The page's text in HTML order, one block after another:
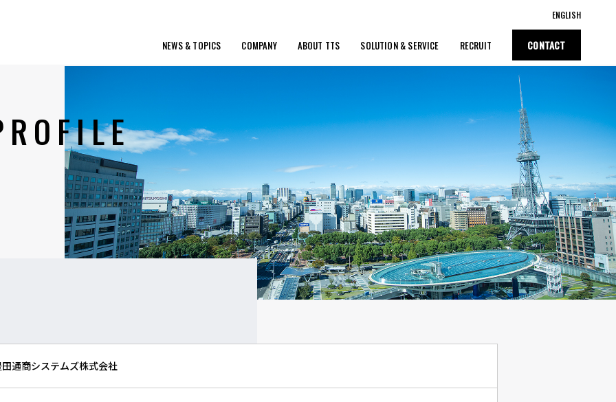
ENGLISH
NEWS & TOPICS COMPANY ABOUT TTS SOLUTION & SERVICE RECRUIT CONTACT
通商システムズ株式会社